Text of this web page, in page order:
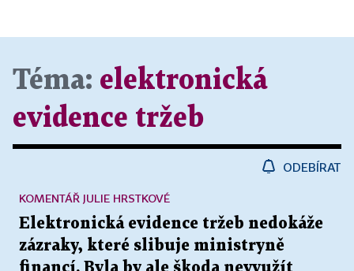
Téma: elektronická
evidence tržeb
ODEBÍRAT
Elektronická evidence tržeb nedokáže
zázraky, které slibuje ministryně
financí. Byla by ale škoda nevyužít
KOMENTÁŘ JULIE HRSTKOVÉ